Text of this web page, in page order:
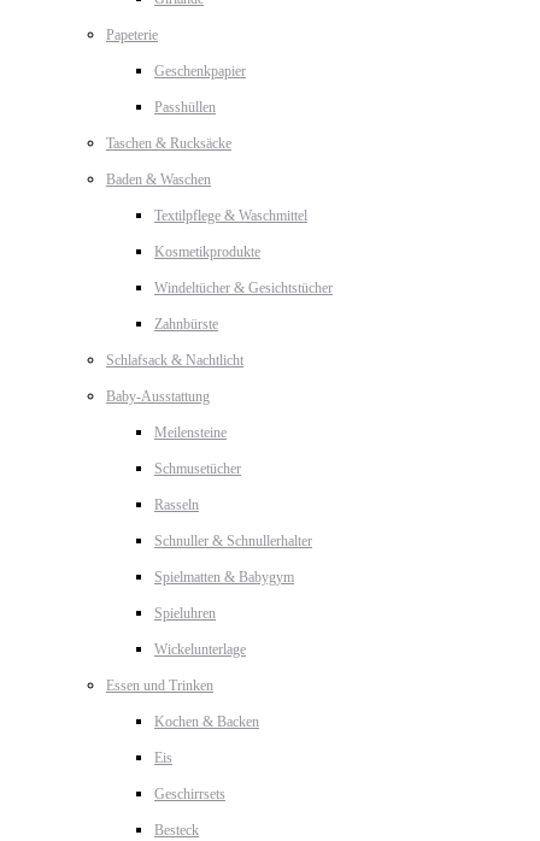
Papeterie
Geschenkpapier
Passhüllen
Taschen & Rucksäcke
Baden & Waschen
Textilpflege & Waschmittel
Kosmetikprodukte
Windeltücher & Gesichtstücher
Zahnbürste
Schlafsack & Nachtlicht
Baby-Ausstattung
Meilensteine
Schmusetücher
Rasseln
Schnuller & Schnullerhalter
Spielmatten & Babygym
Spieluhren
Wickelunterlage
Essen und Trinken
Kochen & Backen
Eis
Geschirrsets
Besteck